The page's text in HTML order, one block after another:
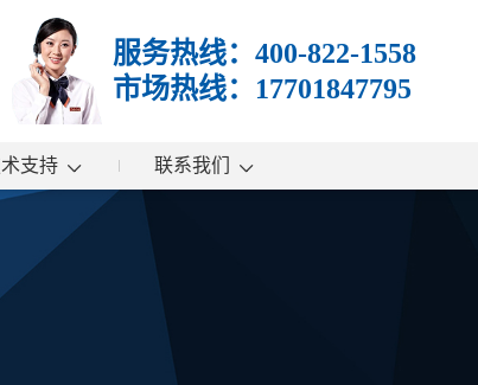
服务热线：400-822-1558
市场热线：17701847795
支持 联系我们